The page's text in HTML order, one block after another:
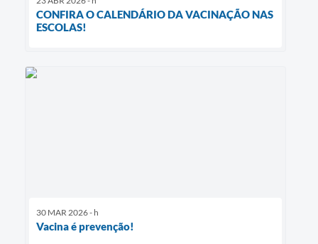
CONFIRA O CALENDÁRIO DA VACINAÇÃO NAS
ESCOLAS!
30 MAR 2026 - h
Vacina é prevenção!